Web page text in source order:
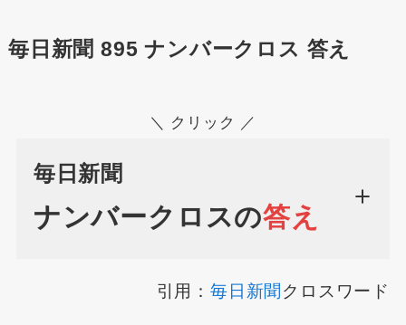
毎日新聞 895 ナンバークロス 答え
＼ クリック ／
毎日新聞
ナンバークロスの答え
引用：毎日新聞 クロスワード